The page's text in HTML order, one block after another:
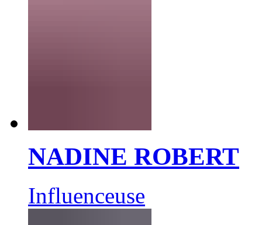
NADINE ROBERT
Influenceuse